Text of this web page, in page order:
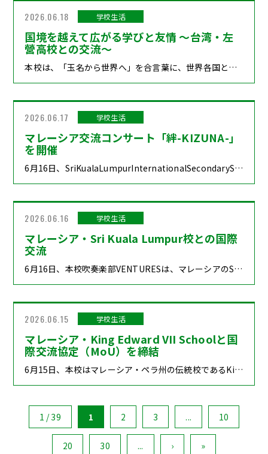
2026.06.18 学校生活
国境を越えて広がる学びと友情 ～台湾・左
營高校との交流～
本校は、「玉名から世界へ」を合言葉に、世界各国との教育交流を積極的に推進しています。左營高校とはこれまで相互訪問や文化交流を重ねており、生徒同士の友情だけでなく、教職員同士の信頼関係も深まっています。現在は、2026年10月に高雄市で予定されている合同公演に向けて準備を進めており、音楽・ダンス・文化交流を通して、さらに大きな国際教育プログラムへと発展させていく予定です。また、左營高校はアメリカやベトナムなど海外の学校との交流も積極的に展開しており、本校の生徒たちにとっても世界へ視野を広げる貴重な機会となっています。これからも本校は、国際交流を通じて多様な価値観に触れ、世界で活躍できる人材の育成を目指してまいります。 https://youtu.be/lk-SYc_jjSI https://canva.link/xcjxquycd1ycicw
2026.06.17 学校生活
マレーシア交流コンサート「絆-KIZUNA-」
を開催
6月16日、SriKualaLumpurInternationalSecondarySchoolにおいて、交流コンサート「絆-KIZUNA-WoveninSound」が開催されました。コンサートでは、SriKualaLumpurInternationalSecondarySchoolWindOrchestraと本校吹奏楽部VENTURESがそれぞれ演奏を披露し、会場は大きな拍手と歓声に包まれました。VENTURESは、日本の祭り文化を表現した「八木節・マツケンサンバ」や人気アニメ『ONEPIECE』の主題歌「WeAre!」などを演奏し、日本らしいエネルギーと魅力を届けました。音楽には、言葉や文化の違いを越えて人と人をつなぐ力があります。今回のコンサートは、マレーシアと日本の生徒たちが音楽を通して友情を深める、かけがえのない時間となりました。「玉名から世界へ」生徒たちは国際交流の素晴らしさを体感し、多くの学びと感動を得ることができました。
2026.06.16 学校生活
マレーシア・Sri Kuala Lumpur校との国際
交流
6月16日、本校吹奏楽部VENTURESは、マレーシアのSriKualaLumpurSchoolを訪問し、学校交流プログラムに参加しました。当日は、マレーシアの伝統音楽や獅子舞による盛大な歓迎を受けた後、歓迎式典が行われました。式典では、学校法人熊本玉名学園田中理事長、渡辺正隆校長をはじめとする本校関係者が出席し、記念品交換や記念撮影を通して両校の友好を深めました。生徒たちは、マレーシアの伝統工芸や伝統音楽、伝統的な遊び、食文化体験などの文化交流活動に参加し、現地の生徒たちと交流を行いました。また、楽器ごとのセクション交流では、音楽を通じて国境を越えた友情を育む貴重な機会となりました。午後には合同リハーサルや交流を行い、夜には交流コンサートを開催しました。VENTURESの生徒たちは日本で積み重ねてきた練習の成果を披露するとともに、現地の生徒たちとの交流を通じて、多様な文化や価値観に触れることができました。今回の交流では、言葉や文化の違いを超えて、音楽が人と人をつなぐ力を改めて実感することができました。このような貴重な機会を提供していただいたSriKualaLumpurSchoolの皆様、関係者の皆様に心より感謝申し上げます。今後も本校は、国際交流活動を積極的に推進し、生徒たちの視野を広げ、世界で活躍できる人材の育成に努めてまいります。
2026.06.15 学校生活
マレーシア・King Edward VII Schoolと国
際交流協定（MoU）を締結
6月15日、本校はマレーシア・ペラ州の伝統校であるKingEdwardVIISchoolを訪問し、国際交流協定（MoU）締結式を実施しました。調印式には、両校の関係者が出席し、今後の継続的な教育交流について確認を行いました。KingEdwardVIISchoolは、マレーシアを代表する歴史と伝統を持つ学校の一つであり、今回の協定締結により、生徒交流、文化交流、音楽交流など幅広い分野で協力関係を深めていくこととなります。本校はこれまで、台湾、アメリカに続き、マレーシアにおいても交流ネットワークを拡大しており、「玉名から世界へ」の教育理念のもと、生徒たちが世界で活躍できる資質・能力を育成するための環境づくりを進めています。調印式後には学校施設の見学や生徒同士の交流も行われ、言葉や文化の違いを超えて親睦を深めることができました。今回のマレーシア訪問では、吹奏楽部VENTURESが「TaipingInternationalYouthMarchingBandFestival2026」に参加しており、音楽を通じた国際交流とあわせて、新たな教育連携の第一歩を踏み出すことができました。今後も本校は、海外の教育機関との連携を積極的に推進し、生徒たちにより多くの国際的な学びの機会を提供してまいります。
1 / 39 1 2 3 ... 10
20 30 ... › »